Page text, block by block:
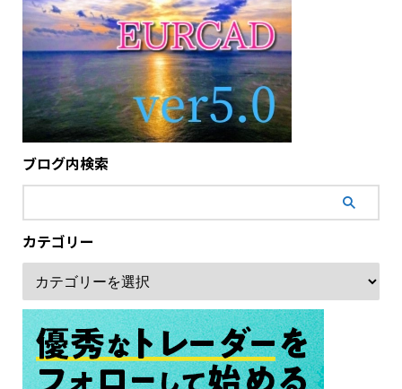
ブログ内検索
カテゴリー